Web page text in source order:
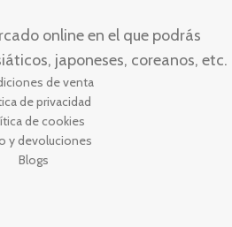
online en el que podrás
japoneses, coreanos, etc.
de venta
de privacidad
de cookies
y devoluciones
Blogs